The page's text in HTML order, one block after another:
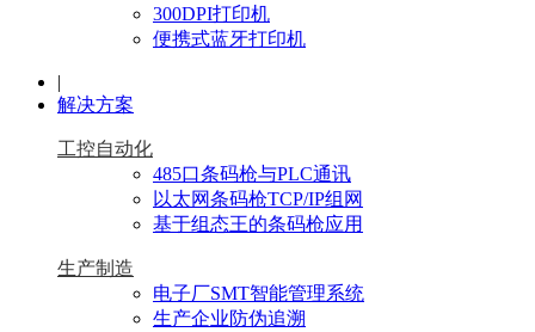
300DPI打印机
便携式蓝牙打印机
|
解决方案
工控自动化
485口条码枪与PLC通讯
以太网条码枪TCP/IP组网
基于组态王的条码枪应用
生产制造
电子厂SMT智能管理系统
生产企业防伪追溯